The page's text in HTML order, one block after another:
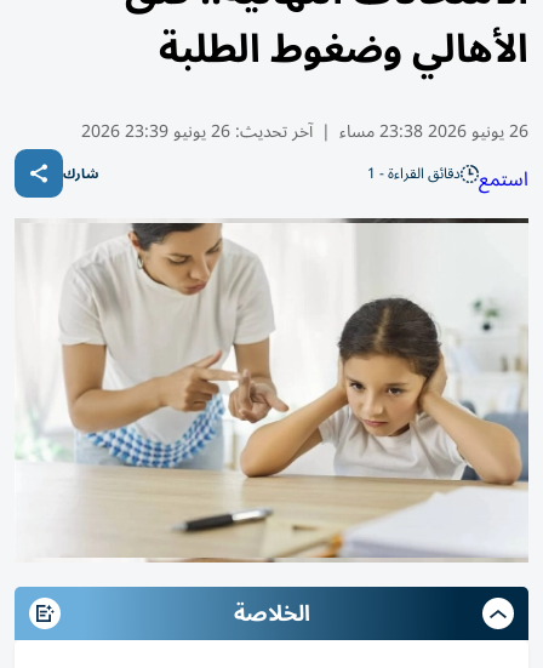
الأهالي وضغوط الطلبة
26 يونيو 2026 23:38 مساء | آخر تحديث:26 يونيو 23:39 2026
استمع دقائق القراءة - 1 شارك
الخلاصة